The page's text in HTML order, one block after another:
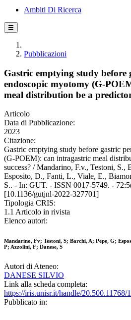
Ambiti Di Ricerca
☰
Pubblicazioni
Gastric emptying study before
endoscopic myotomy (G-
meal distribution be a predictor
Articolo
Data di Pubblicazione:
2023
Citazione:
Gastric emptying study before gastric
(G-POEM): can intragastric meal
success? / Mandarino, F.v., Testoni, S.,
Esposito, D., Fanti, L., Viale, E.,
S.. - In: GUT. - ISSN 0017-5749. -
[10.1136/gutjnl-2022-327701]
Tipologia CRIS:
1.1 Articolo in rivista
Elenco autori:
Mandarino, Fv; Testoni, S; Barchi, A; Pepe, G;
P; Azzolini, F; Danese, S
Autori di Ateneo:
DANESE SILVIO
Link alla scheda completa:
https://iris.unisr.it/handle/20.500.11768/
Pubblicato in: